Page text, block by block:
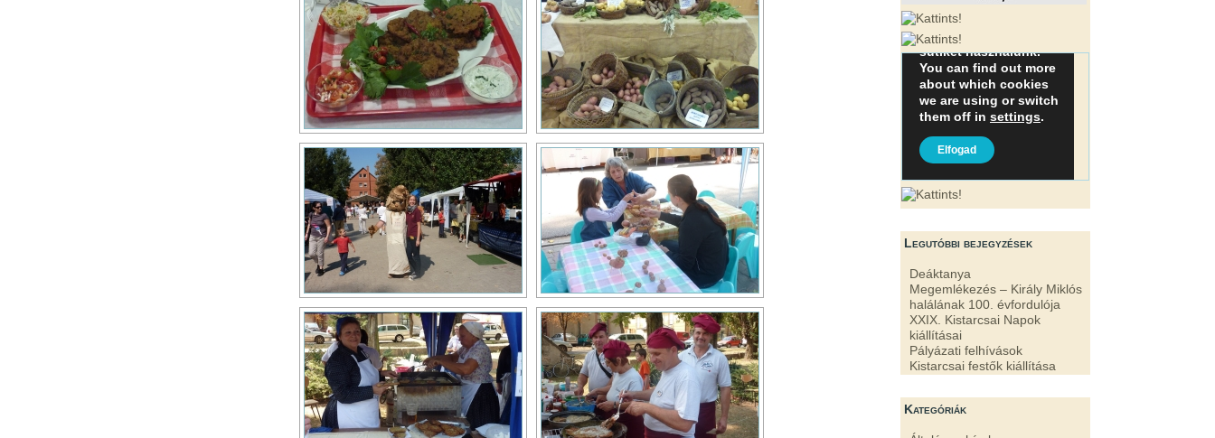
Legutóbbi bejegyzések
Deáktanya
Megemlékezés – Király Miklós
halálának 100. évfordulója
XXIX. Kistarcsai Napok
kiállításai
Pályázati felhívások
Kistarcsai festők kiállítása
Kategóriák